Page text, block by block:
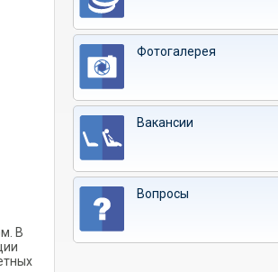
В
Фотогалерея
Вакансии
Вопросы